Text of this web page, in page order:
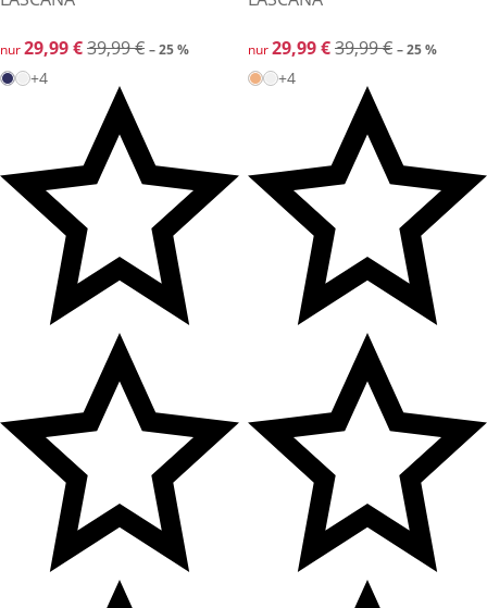
reduzierter Preis 29,99 €, vorheriger Preis: 39,99 €
nur29,99 €39,99 € – 25 %
+4
reduzierter Preis 29,99 €,
nur29,99 €39,99 € – 25 %
+4